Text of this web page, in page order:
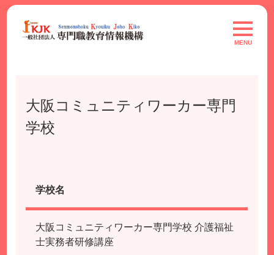
Skip
content
toggle
MENU
大阪コミュニティワーカー専門
学校
学校名
大阪コミュニティワーカー専門学校 介護福祉
士実務者研修講座